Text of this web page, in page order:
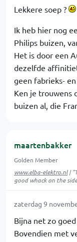
Lekkere soep ?
Ik heb hier nog
Philips buizen,
Het is door een
dezelfde
geen fabrieks-
Ken je trouwens
buizen al, die
maartenbakker
Golden Member
www.elba-elektro.nl|
good whack on the
zaterdag 9
Bijna net zo
Bovendien met